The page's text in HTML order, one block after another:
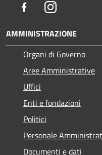
FacebookInstagram
AMMINISTRAZIONE
Organi di Governo
Aree Amministrative
Uffici
Enti e fondazioni
Politici
Personale
Documenti e dati